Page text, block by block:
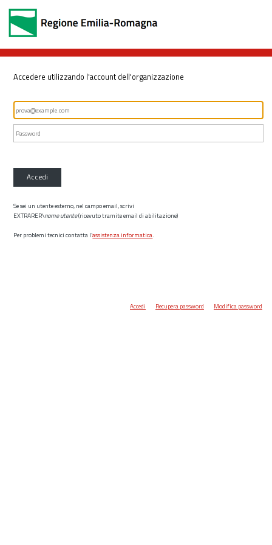
Accedere utilizzando l'account dell'organizzazione
Accedi
Se sei un utente esterno, nel campo email, scrivi
EXTRARER\nome utente(ricevuto tramite email di abilitazione)
Per problemi tecnici contatta l’assistenza informatica.
Accedi Recupera password Modifica password